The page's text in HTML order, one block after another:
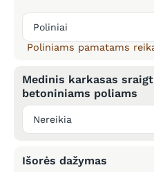
Poliniams pamatams
Medinis karkasas
betoniniams poliams
Išorės dažymas